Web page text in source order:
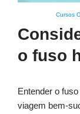
Cursos
o fuso
Entender o
viagem bem-